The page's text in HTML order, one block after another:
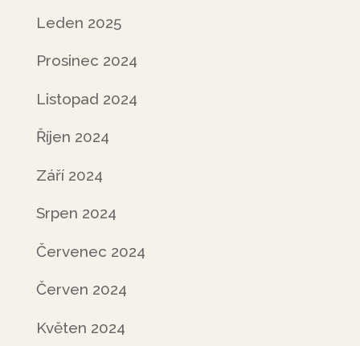
Leden 2025
Prosinec 2024
Listopad 2024
Říjen 2024
Září 2024
Srpen 2024
Červenec 2024
Červen 2024
Květen 2024